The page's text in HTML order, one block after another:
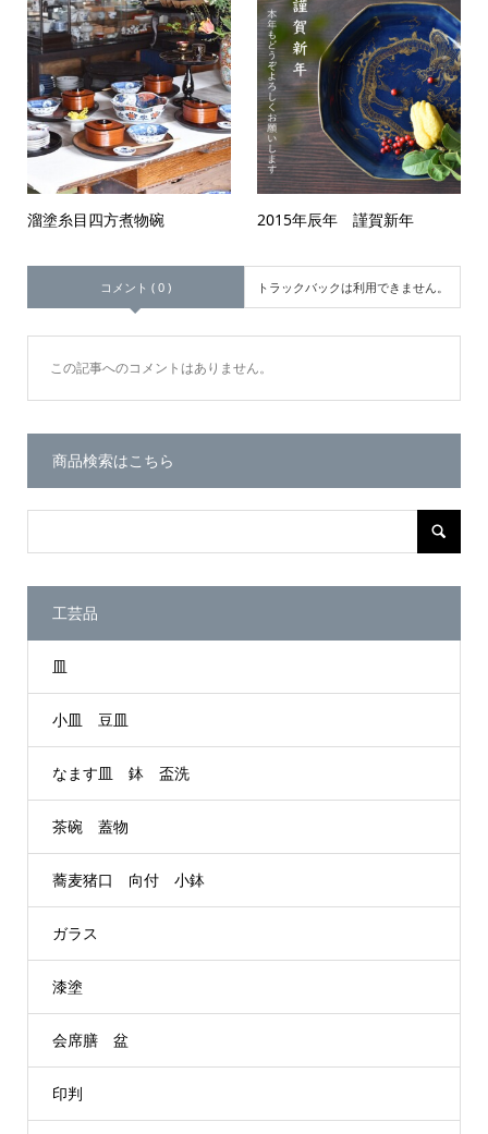
溜塗糸目四方煮物碗 2015年辰年 謹賀新年
コメント ( 0 ) トラックバックは利用できません。
この記事へのコメントはありません。
商品検索はこちら
工芸品
皿
小皿 豆皿
なます皿 鉢 盃洗
茶碗 蓋物
蕎麦猪口 向付 小鉢
ガラス
漆塗
会席膳 盆
印判